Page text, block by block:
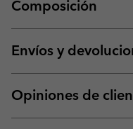
Composición
Envíos y
Opiniones de